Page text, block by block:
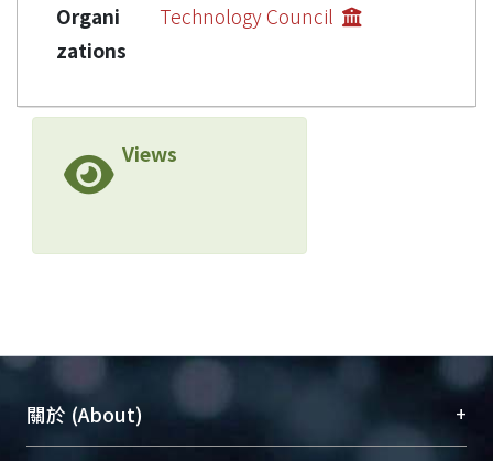
Organi
zations
Technology Council
Views
關於 (About) +